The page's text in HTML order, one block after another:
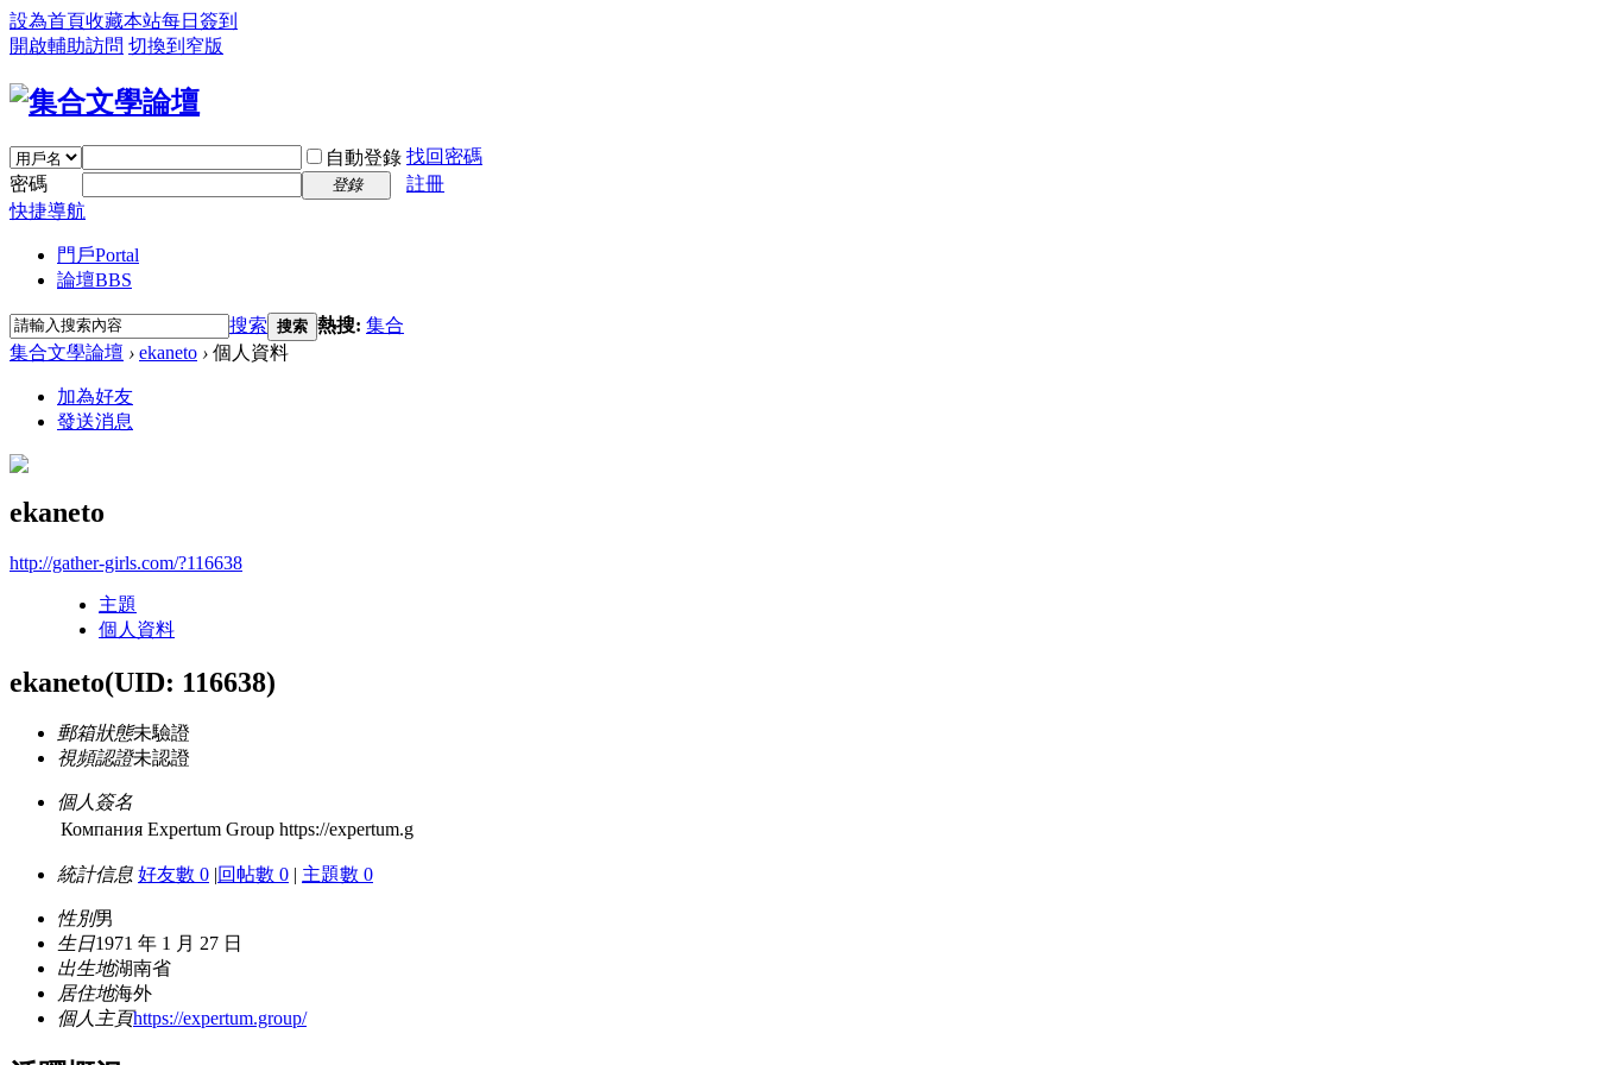
設為首頁收藏本站每日簽到
開啟輔助訪問 切換到窄版
自動登錄 找回密碼
密碼
登錄
註冊
快捷導航
門戶Portal
論壇BBS
搜索 搜索 熱搜: 集合
集合文學論壇 › ekaneto › 個人資料
加為好友
發送消息
ekaneto
http://gather-girls.com/?116638
主題
個人資料
ekaneto(UID: 116638)
郵箱狀態未驗證
視頻認證未認證
個人簽名
Компания Expertum Group https://expertum.g
統計信息 好友數 0 |回帖數 0 | 主題數 0
性別男
生日1971 年 1 月 27 日
出生地湖南省
居住地海外
個人主頁https://expertum.group/